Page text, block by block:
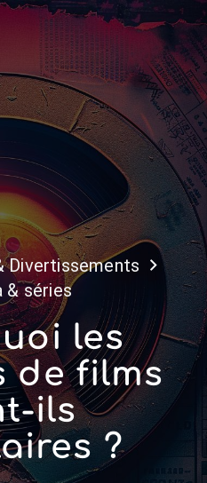
Divertissements
& séries
les
de films
ils
?